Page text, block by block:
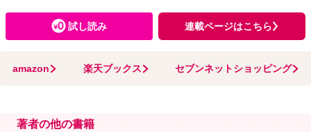
試し読み 連載ページはこちら
amazon 楽天ブックス セブンネットショッピング
著者の他の書籍